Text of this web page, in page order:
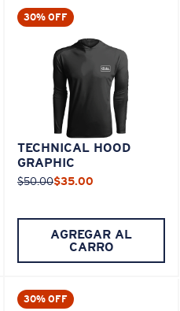
30% OFF
TECHNICAL HOOD
GRAPHIC
$50.00$35.00
AGREGAR AL
CARRO
30% OFF